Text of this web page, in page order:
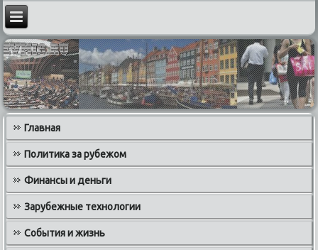
Главная
Политика за рубежом
Финансы и деньги
Зарубежные технологии
События и жизнь